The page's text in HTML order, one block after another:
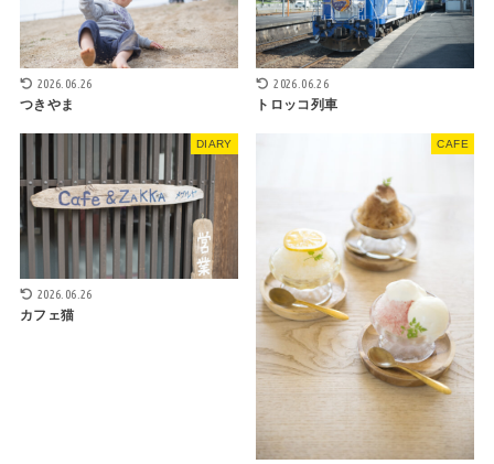
2026.06.26
つきやま
2026.06.26
トロッコ列車
DIARY
2026.06.26
カフェ猫
CAFE